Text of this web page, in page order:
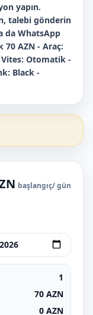
yapın.
talebi gönderin
da WhatsApp
70 AZN - Araç:
Vites: Otomatik -
Black -
başlangıç/ gün
1
70 AZN
0 AZN